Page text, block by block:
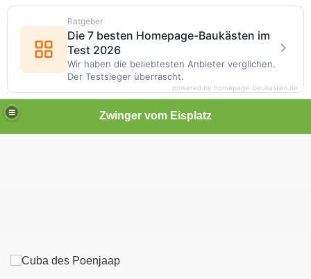
Zwinger vom Eisplatz
Ratgeber
Die 7 besten Homepage-Baukästen im
Test 2026
Wir haben die beliebtesten Anbieter verglichen.
Der Testsieger überrascht.
powered by homepage-baukasten.de